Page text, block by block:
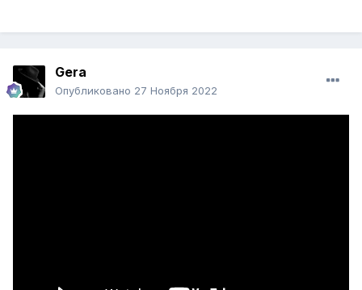
Gera
Опубликовано 27 Ноября 2022